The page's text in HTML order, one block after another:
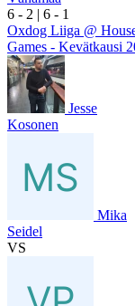
6 - 2 | 6 - 1
Oxdog Liiga @
Games - Kevätkausi
Jesse
Kosonen
Mika
Seidel
VS